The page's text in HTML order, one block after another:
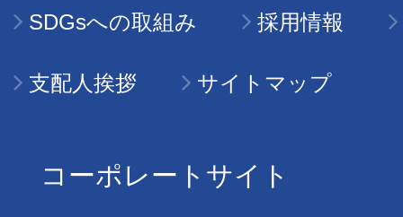
SDGsへの取組み 採用情報
支配人挨拶 サイトマップ
コーポレートサイト